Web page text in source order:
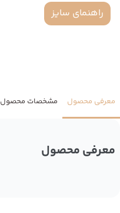
راهنمای سایز
معرفی محصول مشخصات محصول
معرفی محصول